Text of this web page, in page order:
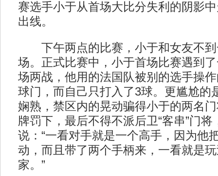
赛选手小于从首场大比分失利的阴影
出线。
下午两点的比赛，小于和女友不到
场。正式比赛中，小于首场比赛遇到了
场两战，他用的法国队被别的选手操
球门，而自己只打入了3球。更尴尬的
娴熟，禁区内的晃动骗得小于的两名
牌罚下，最后不得不派后卫“客串”门
说：“一看对手就是一个高手，因为他
动，而且带了两个手柄来，一看就是
家。”